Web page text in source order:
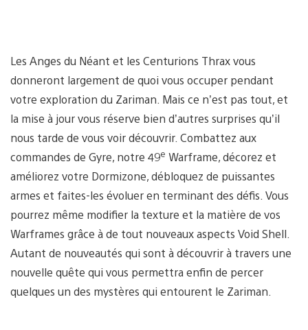
Les Anges du Néant et les Centurions Thrax vous
donneront largement de quoi vous occuper pendant
votre exploration du Zariman. Mais ce n’est pas tout, et
la mise à jour vous réserve bien d’autres surprises qu’il
nous tarde de vous voir découvrir. Combattez aux
commandes de Gyre, notre 49e Warframe, décorez et
améliorez votre Dormizone, débloquez de puissantes
armes et faites-les évoluer en terminant des défis. Vous
pourrez même modifier la texture et la matière de vos
Warframes grâce à de tout nouveaux aspects Void Shell.
Autant de nouveautés qui sont à découvrir à travers une
nouvelle quête qui vous permettra enfin de percer
quelques un des mystères qui entourent le Zariman.